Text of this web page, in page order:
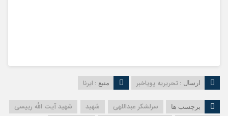
ارسال : تحریریه پویاخبر منبع : ایرنا
برچسب ها سرلشکر عبداللهی شهید
شهید آیت الله رییسی